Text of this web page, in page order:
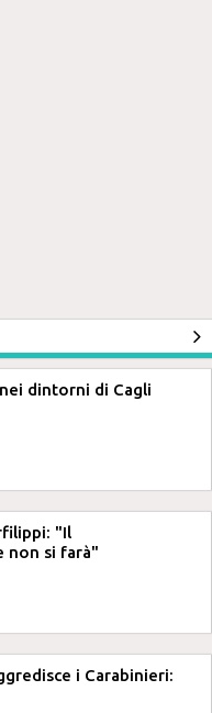
dintorni di Cagli
"Il
non si farà"
i Carabinieri: